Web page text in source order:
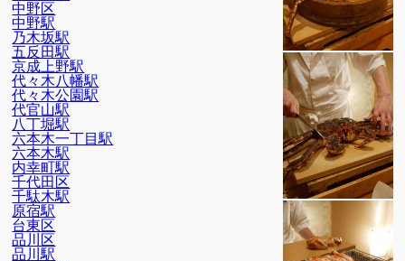
中野区
中野駅
乃木坂駅
五反田駅
京成上野駅
代々木八幡駅
代々木公園駅
代官山駅
八丁堀駅
六本木一丁目駅
六本木駅
内幸町駅
千代田区
千駄木駅
原宿駅
台東区
品川区
品川駅